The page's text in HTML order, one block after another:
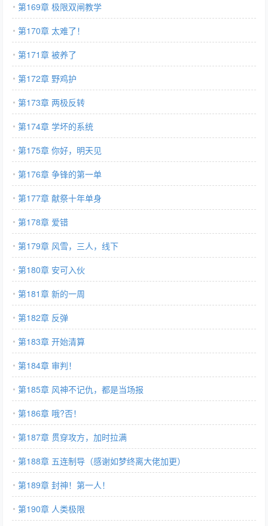
第169章 极限双闸教学
第170章 太难了！
第171章 被养了
第172章 野鸡护
第173章 两极反转
第174章 学坏的系统
第175章 你好，明天见
第176章 争锋的第一单
第177章 献祭十年单身
第178章 爱错
第179章 风雪，三人，线下
第180章 安可入伙
第181章 新的一周
第182章 反弹
第183章 开始清算
第184章 审判！
第185章 风神不记仇，都是当场报
第186章 哦?否！
第187章 贯穿攻方，加时拉满
第188章 五连制导（感谢如梦终离大佬加更）
第189章 封神！第一人！
第190章 人类极限